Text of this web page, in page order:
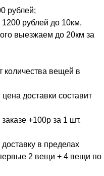
рублей;
рублей до 10км,
выезжаем до 20км за
количества вещей в
доставки составит
+100р за 1 шт.
в пределах
2 вещи + 4 вещи по